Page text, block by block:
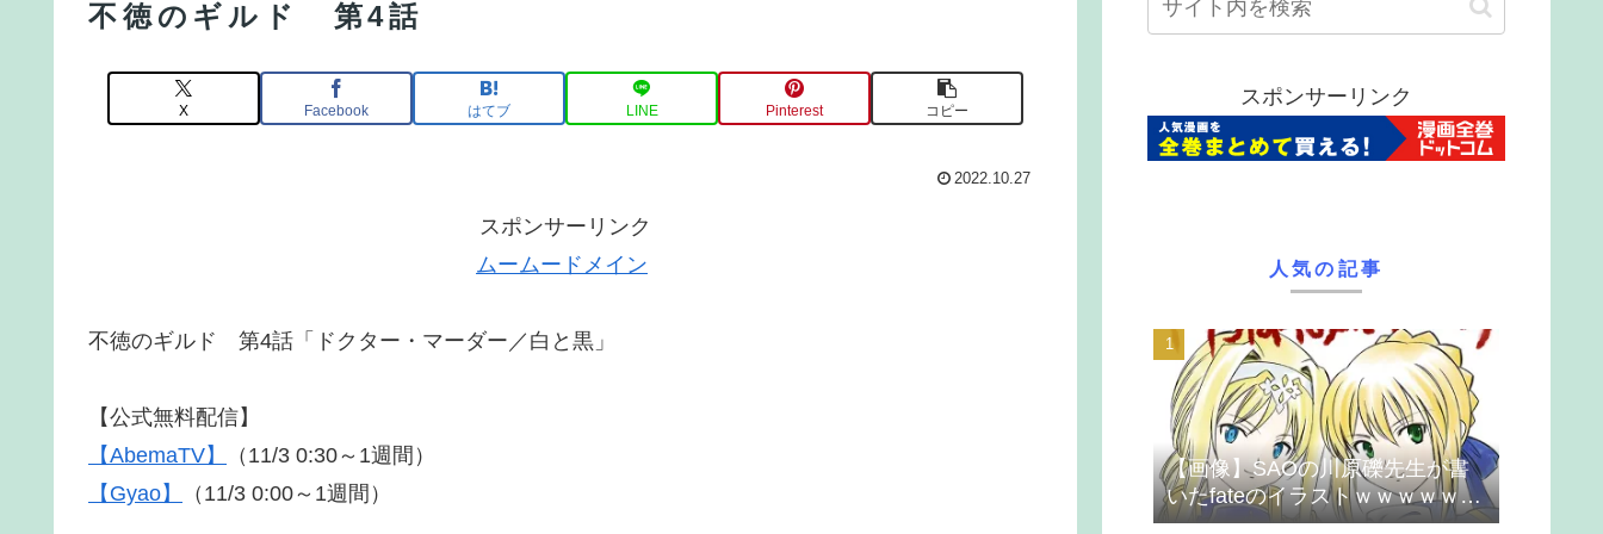
不徳のギルド 第4話
X Facebook はてブ LINE Pinterest コピー
2022.10.27
スポンサーリンク
ムームードメイン
不徳のギルド 第4話「ドクター・マーダー／白と黒」
【公式無料配信】
【AbemaTV】
（11/3 0:30～1週間）
【Gyao】
（11/3 0:00～1週間）
スポンサーリンク
人気の記事
【画像】SAOの川原礫先生が書
いたfateのイラストｗｗｗｗｗｗ
ｗｗｗ